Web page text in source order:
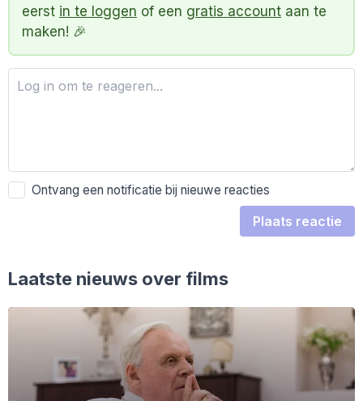
eerst in te loggen of een gratis account aan te
maken! 🎉
Ontvang een notificatie bij nieuwe reacties
Plaats reactie
Laatste nieuws over films